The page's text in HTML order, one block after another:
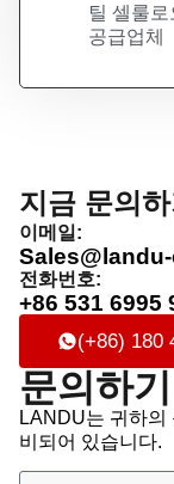
틸 셀룰로
공급업체
지금 문의하
이메일:
전화번호:
+86 531 6995
(+86) 180
문의하기
LANDU는 귀하의
비되어 있습니다.